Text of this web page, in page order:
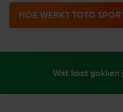
HOE WERKT TOTO
Wat kost